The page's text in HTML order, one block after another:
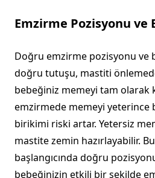
Emzirme Pozisyonu ve
Doğru emzirme pozisyonu ve
doğru tutuşu, mastiti
bebeğiniz memeyi tam olarak
emzirmede memeyi yeterince
birikimi riski artar. Yetersiz
mastite zemin hazırlayabilir.
başlangıcında doğru
bebeğinizin etkili bir şekilde